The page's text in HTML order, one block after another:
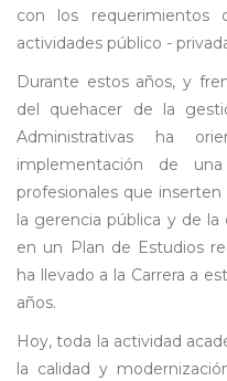
con los
actividades público -
Durante estos años, y
del quehacer de la
Administrativas ha
implementación de
profesionales que
la gerencia pública y de
en un Plan de Estudios
ha llevado a la Carrera a
años.
Hoy, toda la actividad
la calidad y